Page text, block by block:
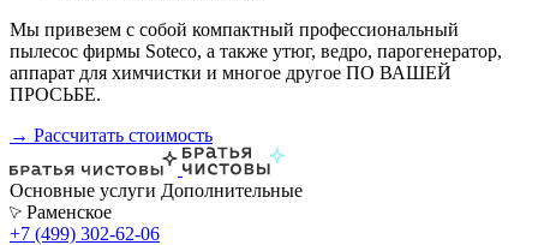
Мы привезем с собой компактный профессиональный
пылесос фирмы Soteco, а также утюг, ведро, парогенератор,
аппарат для химчистки и многое другое ПО ВАШЕЙ
ПРОСЬБЕ.
→ Рассчитать стоимость
Основные услуги Дополнительные
Раменское
+7 (499) 302-62-06